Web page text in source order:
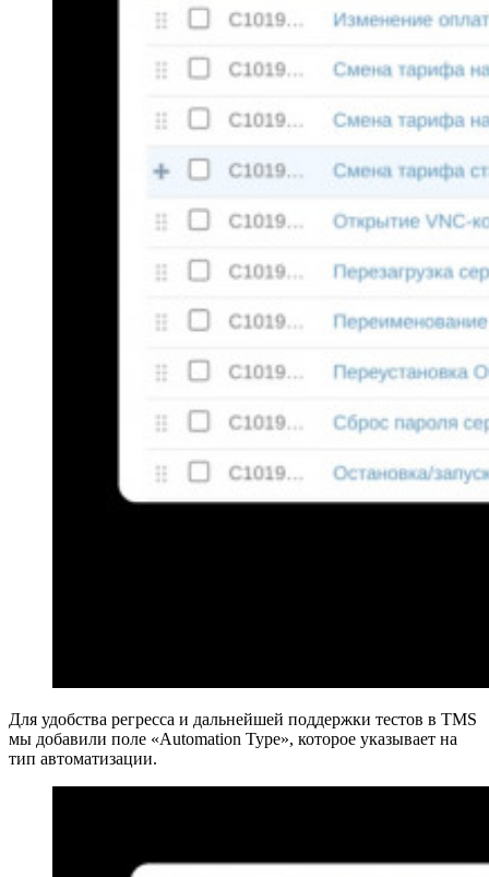
Для удобства регресса и дальнейшей поддержки тестов в TMS
мы добавили поле «Automation Type», которое указывает на
тип автоматизации.